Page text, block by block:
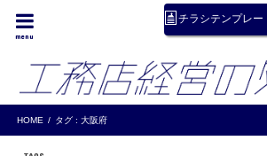
チラシテンプレー
menu
HOME タグ : 大阪府